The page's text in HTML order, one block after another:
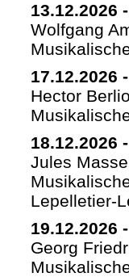
13.12.2026 -
Wolfgang
17.12.2026 -
Hector
18.12.2026 -
Jules
Lepelletier-
19.12.2026 -
Georg